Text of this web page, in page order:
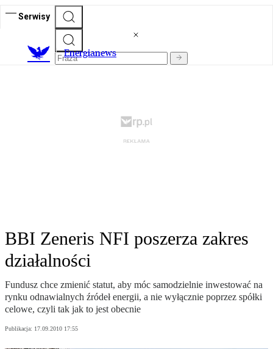
Serwisy
Energianews
BBI Zeneris NFI poszerza zakres
działalności
Fundusz chce zmienić statut, aby móc samodzielnie inwestować na
rynku odnawialnych źródeł energii, a nie wyłącznie poprzez spółki
celowe, czyli tak jak to jest obecnie
Publikacja: 17.09.2010 17:55